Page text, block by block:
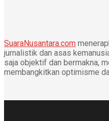
SuaraNusantara.com
jurnalistik dan asas
saja objektif dan bermakna,
membangkitkan optimisme